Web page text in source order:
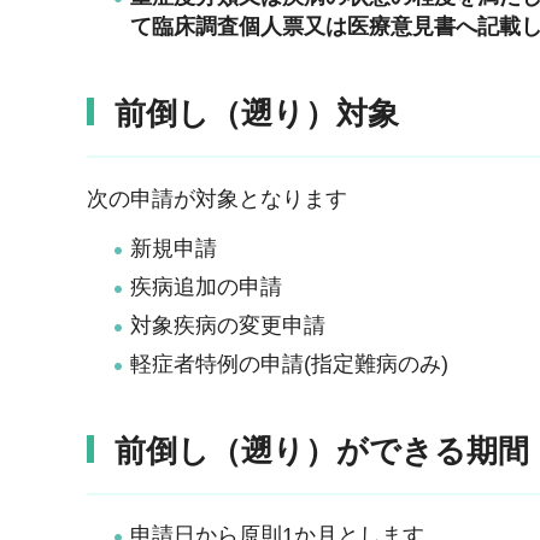
て臨床調査個人票又は医療意見書へ記載
前倒し（遡り）対象
次の申請が対象となります
新規申請
疾病追加の申請
対象疾病の変更申請
軽症者特例の申請(指定難病のみ)
前倒し（遡り）ができる期間